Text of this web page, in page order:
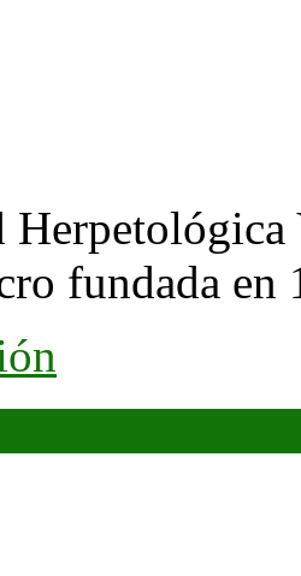
Herpetológica
fundada en